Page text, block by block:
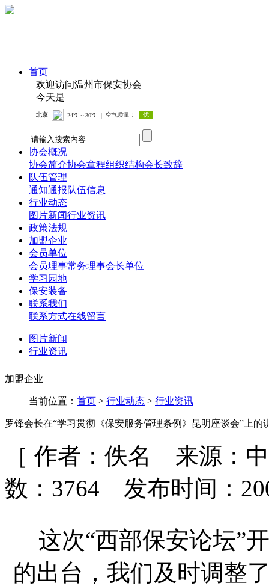
首页
欢迎访问温州市保安协会
今天是
协会概况
协会简介协会章程组织结构会长致辞
队伍管理
通知通报队伍信息
行业动态
图片新闻行业资讯
政策法规
加盟企业
会员单位
会员理事常务理事会长单位
学习园地
保安装备
联系我们
联系方式在线留言
图片新闻
行业资讯
加盟企业
当前位置： 首页 > 行业动态 > 行业资讯
罗锋会长在“学习贯彻《保安服务管理条例》昆明座谈会”上的
［ 作者：佚名 来源
数： 3764 发布时间：
这次“西部保安论坛”
的出台，我们及时调整